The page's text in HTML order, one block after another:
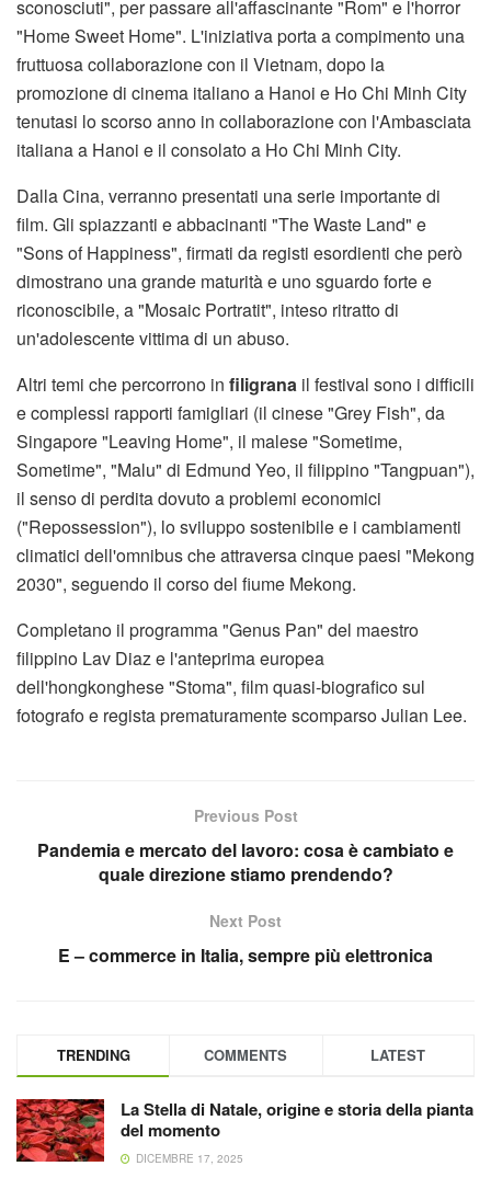
sconosciuti", per passare all'affascinante "Rom" e l'horror
"Home Sweet Home". L'iniziativa porta a compimento una
fruttuosa collaborazione con il Vietnam, dopo la
promozione di cinema italiano a Hanoi e Ho Chi Minh City
tenutasi lo scorso anno in collaborazione con l'Ambasciata
italiana a Hanoi e il consolato a Ho Chi Minh City.
Dalla Cina, verranno presentati una serie importante di
film. Gli spiazzanti e abbacinanti "The Waste Land" e
"Sons of Happiness", firmati da registi esordienti che però
dimostrano una grande maturità e uno sguardo forte e
riconoscibile, a "Mosaic Portratit", inteso ritratto di
un'adolescente vittima di un abuso.
Altri temi che percorrono in filigrana il festival sono i difficili
e complessi rapporti famigliari (il cinese "Grey Fish", da
Singapore "Leaving Home", il malese "Sometime,
Sometime", "Malu" di Edmund Yeo, il filippino "Tangpuan"),
il senso di perdita dovuto a problemi economici
("Repossession"), lo sviluppo sostenibile e i cambiamenti
climatici dell'omnibus che attraversa cinque paesi "Mekong
2030", seguendo il corso del fiume Mekong.
Completano il programma "Genus Pan" del maestro
filippino Lav Diaz e l'anteprima europea
dell'hongkonghese "Stoma", film quasi-biografico sul
fotografo e regista prematuramente scomparso Julian Lee.
Previous Post
Pandemia e mercato del lavoro: cosa è cambiato e
quale direzione stiamo prendendo?
Next Post
E – commerce in Italia, sempre più elettronica
TRENDING COMMENTS LATEST
La Stella di Natale, origine e storia della pianta
del momento
DICEMBRE 17, 2025